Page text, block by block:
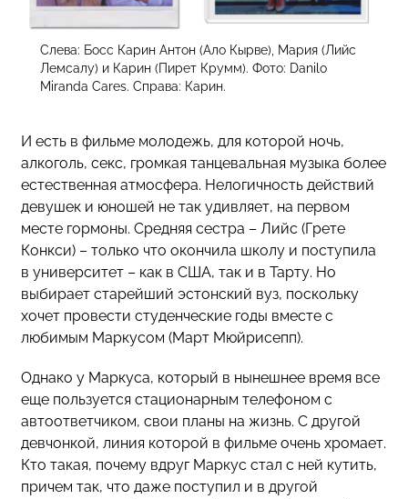
Слева: Босс Карин Антон (Ало Кырве), Мария (Лийс
Лемсалу) и Карин (Пирет Крумм). Фото: Danilo
Miranda Cares. Справа: Карин.
И есть в фильме молодежь, для которой ночь,
алкоголь, секс, громкая танцевальная музыка более
естественная атмосфера. Нелогичность действий
девушек и юношей не так удивляет, на первом
месте гормоны. Средняя сестра – Лийс (Грете
Конкси) – только что окончила школу и поступила
в университет – как в США, так и в Тарту. Но
выбирает старейший эстонский вуз, поскольку
хочет провести студенческие годы вместе с
любимым Маркусом (Март Мюйрисепп).
Однако у Маркуса, который в нынешнее время все
еще пользуется стационарным телефоном с
автоответчиком, свои планы на жизнь. С другой
девчонкой, линия которой в фильме очень хромает.
Кто такая, почему вдруг Маркус стал с ней кутить,
причем так, что даже поступил и в другой